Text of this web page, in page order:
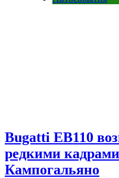
Bugatti EB110
редкими
Кампогальяно